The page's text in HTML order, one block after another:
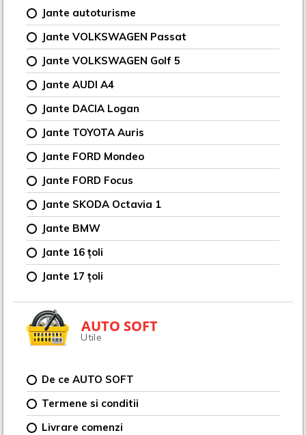
Jante autoturisme
Jante VOLKSWAGEN Passat
Jante VOLKSWAGEN Golf 5
Jante AUDI A4
Jante DACIA Logan
Jante TOYOTA Auris
Jante FORD Mondeo
Jante FORD Focus
Jante SKODA Octavia 1
Jante BMW
Jante 16 țoli
Jante 17 țoli
AUTO SOFT
Utile
De ce AUTO SOFT
Termene si conditii
Livrare comenzi